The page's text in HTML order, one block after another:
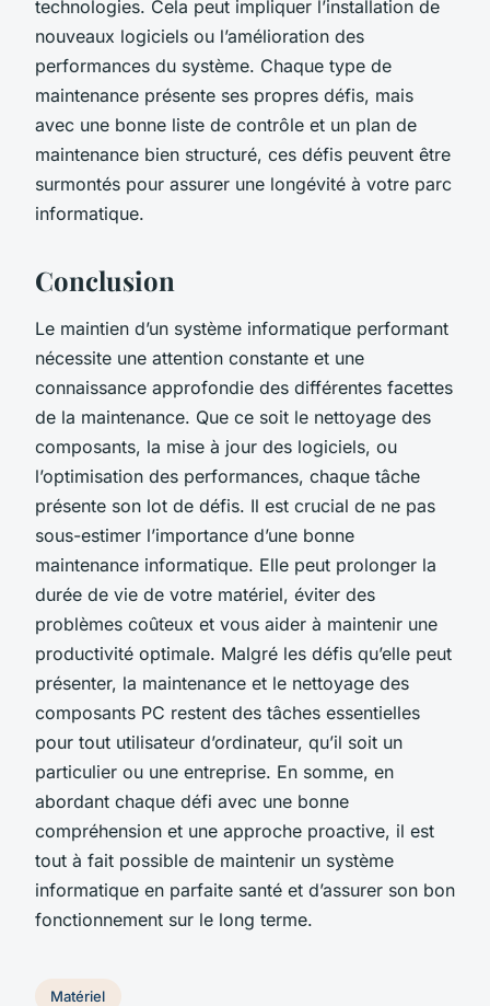
technologies. Cela peut impliquer l’installation de
nouveaux logiciels ou l’amélioration des
performances du système. Chaque type de
maintenance présente ses propres défis, mais
avec une bonne liste de contrôle et un plan de
maintenance bien structuré, ces défis peuvent être
surmontés pour assurer une longévité à votre parc
informatique.
Conclusion
Le maintien d’un système informatique performant
nécessite une attention constante et une
connaissance approfondie des différentes facettes
de la maintenance. Que ce soit le nettoyage des
composants, la mise à jour des logiciels, ou
l’optimisation des performances, chaque tâche
présente son lot de défis. Il est crucial de ne pas
sous-estimer l’importance d’une bonne
maintenance informatique. Elle peut prolonger la
durée de vie de votre matériel, éviter des
problèmes coûteux et vous aider à maintenir une
productivité optimale. Malgré les défis qu’elle peut
présenter, la maintenance et le nettoyage des
composants PC restent des tâches essentielles
pour tout utilisateur d’ordinateur, qu’il soit un
particulier ou une entreprise. En somme, en
abordant chaque défi avec une bonne
compréhension et une approche proactive, il est
tout à fait possible de maintenir un système
informatique en parfaite santé et d’assurer son bon
fonctionnement sur le long terme.
Matériel